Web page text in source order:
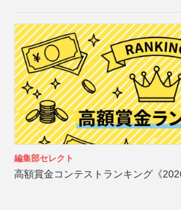
編集部セレクト
高額賞金コンテストランキング《